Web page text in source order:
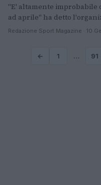
"E' altamente improbabile
ad aprile" ha detto
Redazione Sport Magazine · 10
← 1 … 91